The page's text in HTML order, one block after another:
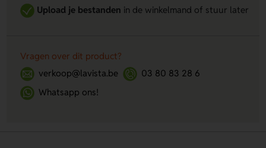
Upload je bestanden in de winkelmand of stuur later
Vragen over dit product?
verkoop@lavista.be
03 80 83 28 6
Whatsapp ons!